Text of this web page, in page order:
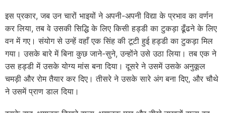
इस प्रकार, जब उन चारों भाइयों ने अपनी-अपनी विद्या के प्रभाव का वर्णन
कर लिया, तब वे उसकी सिद्धि के लिए किसी हड्डी का टुकड़ा ढूँढने के लिए
वन में गए। संयोग से उन्हें वहाँ एक सिंह की टूटी हुई हड्डी का टुकड़ा मिल
गया। उसके बारे में बिना कुछ जाने-सुने, उन्होंने उसे उठा लिया। तब एक ने
उस हड्डी में उसके योग्य मांस बना दिया। दूसरे ने उसमें उसके अनुकूल
चमड़ी और रोम तैयार कर दिए। तीसरे ने उसके सारे अंग बना दिए, और चौथे
ने उसमें प्राण डाल दिया।